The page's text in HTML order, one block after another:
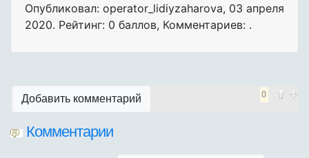
Опубликовал: operator_lidiyzaharova, 03 апреля
2020. Рейтинг: 0 баллов, Комментариев: .
0
Добавить комментарий
Комментарии